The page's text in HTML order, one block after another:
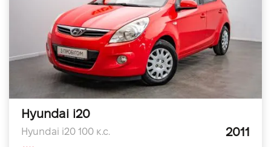
Hyundai i20
Hyundai i20 100 к.с. 2011